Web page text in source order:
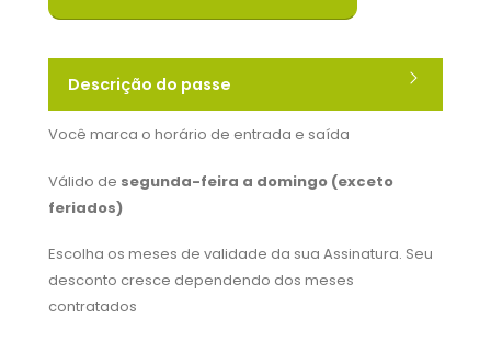
Descrição do passe
Você marca o horário de entrada e saída
Válido de segunda-feira a domingo (exceto
feriados)
Escolha os meses de validade da sua Assinatura. Seu
desconto cresce dependendo dos meses
contratados